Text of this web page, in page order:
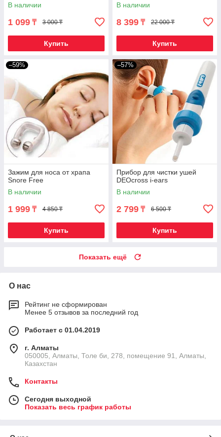
В наличии
1 099 ₸ 3 000 ₸
Купить
В наличии
8 399 ₸ 22 000 ₸
Купить
–59%
Зажим для носа от храпа
Snore Free
В наличии
1 999 ₸ 4 850 ₸
Купить
–57%
Прибор для чистки ушей
DEOcross i-ears
В наличии
2 799 ₸ 6 500 ₸
Купить
Показать ещё
О нас
Рейтинг не сформирован
Менее 5 отзывов за последний год
Работает с 01.04.2019
г. Алматы
050005, Алматы, Толе би, 278, помещение 91, Алматы,
Казахстан
Контакты
Сегодня выходной
Показать весь график работы